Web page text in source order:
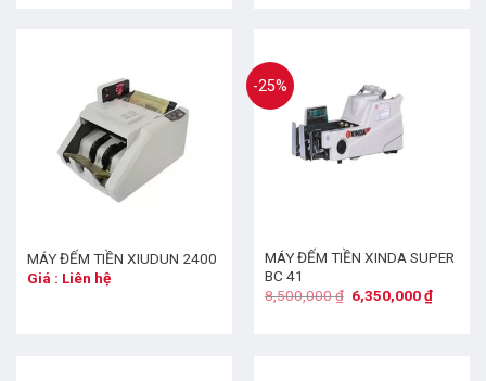
MÁY ĐẾM TIỀN XIUDUN 2400
Giá : Liên hệ
-25%
MÁY ĐẾM TIỀN XINDA SUPER
BC 41
8,500,000₫ 6,350,000₫